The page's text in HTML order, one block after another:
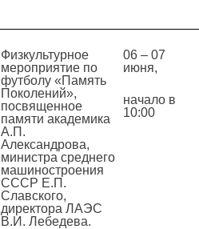
Физкультурное
мероприятие по
футболу «Память
Поколений»,
посвященное
памяти академика
А.П.
Александрова,
министра среднего
машиностроения
СССР Е.П.
Славского,
директора ЛАЭС
В.И. Лебедева.
06 – 07
июня,
начало в
10:00